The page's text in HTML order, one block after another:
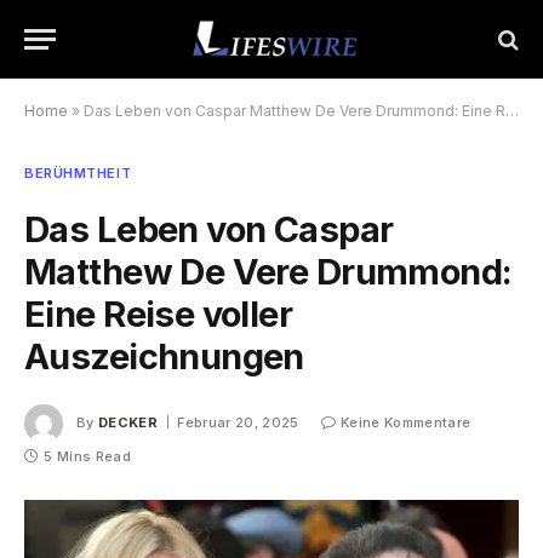
Home » Das Leben von Caspar Matthew De Vere Drummond: Eine Reise voller Auszeichnungen
BERÜHMTHEIT
Das Leben von Caspar
Matthew De Vere Drummond:
Eine Reise voller
Auszeichnungen
By DECKER Februar 20, 2025
Keine Kommentare
5 Mins Read